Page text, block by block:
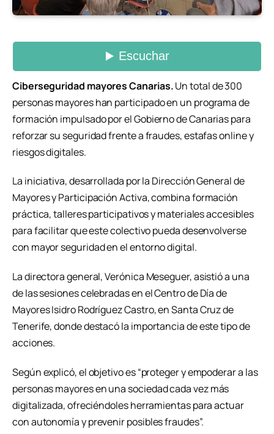
Ciberseguridad mayores Canarias.Un total de 300
personas mayores han participado en un programa de
formación impulsado por el Gobierno de Canarias para
reforzar su seguridad frente a fraudes, estafas online y
riesgos digitales.
La iniciativa, desarrollada por la Dirección General de
Mayores y Participación Activa, combina formación
práctica, talleres participativos y materiales accesibles
para facilitar que este colectivo pueda desenvolverse
con mayor seguridad en el entorno digital.
La directora general,Verónica Meseguer, asistió a una
de las sesiones celebradas en el Centro de Día de
Mayores Isidro Rodríguez Castro, enSanta Cruz de
Tenerife, donde destacó la importancia de este tipo de
acciones.
Según explicó, el objetivo es “proteger y empoderar a las
personas mayores en una sociedad cada vez más
digitalizada, ofreciéndoles herramientas para actuar
con autonomía y prevenir posibles fraudes”.